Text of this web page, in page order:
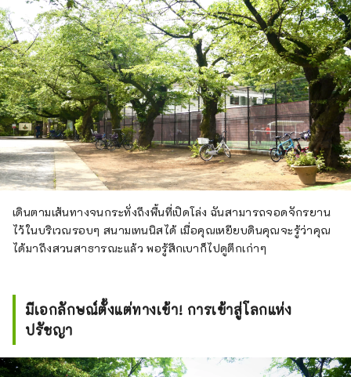
เดินตามเส้นทางจนกระทั่งถึงพื้นที่เปิดโล่ง ฉันสามารถจอดจักรยาน
ไว้ในบริเวณรอบๆ สนามเทนนิสได้ เมื่อคุณเหยียบดินคุณจะรู้ว่าคุณ
ได้มาถึงสวนสาธารณะแล้ว พอรู้สึกเบาก็ไปดูตึกเก่าๆ
มีเอกลักษณ์ตั้งแต่ทางเข้า! การเข้าสู่โลกแห่ง
ปรัชญา